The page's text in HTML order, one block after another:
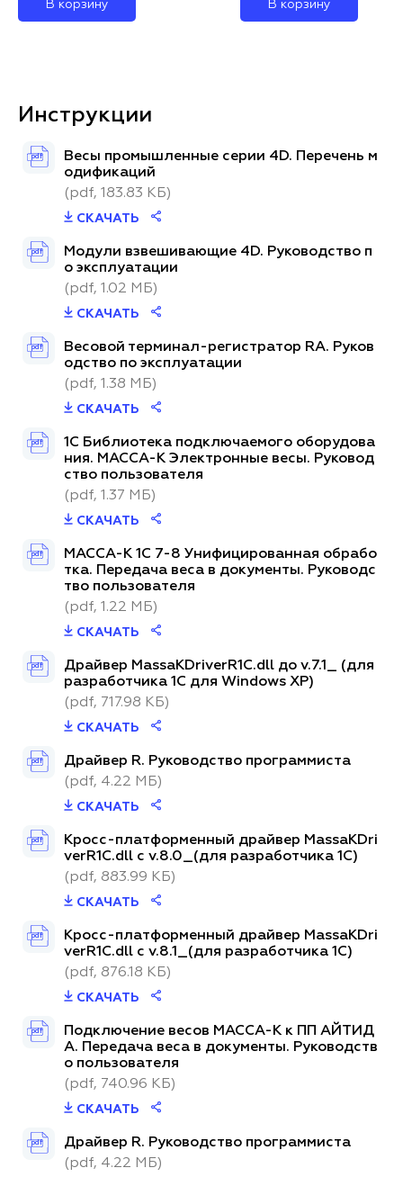
В корзину В корзину
Инструкции
pdf
Весы промышленные серии 4D. Перечень м
одификаций
(pdf, 183.83 КБ)
СКАЧАТЬ
pdf
Модули взвешивающие 4D. Руководство п
о эксплуатации
(pdf, 1.02 МБ)
СКАЧАТЬ
pdf
Весовой терминал-регистратор RA. Руков
одство по эксплуатации
(pdf, 1.38 МБ)
СКАЧАТЬ
pdf
1С Библиотека подключаемого оборудова
ния. МАССА-К Электронные весы. Руковод
ство пользователя
(pdf, 1.37 МБ)
СКАЧАТЬ
pdf
МАССА-К 1C 7-8 Унифицированная обрабо
тка. Передача веса в документы. Руководс
тво пользователя
(pdf, 1.22 МБ)
СКАЧАТЬ
pdf
Драйвер MassaKDriverR1C.dll до v.7.1_ (для
разработчика 1С для Windows XP)
(pdf, 717.98 КБ)
СКАЧАТЬ
pdf
Драйвер R. Руководство программиста
(pdf, 4.22 МБ)
СКАЧАТЬ
pdf
Кросс-платформенный драйвер MassaKDri
verR1C.dll с v.8.0_(для разработчика 1С)
(pdf, 883.99 КБ)
СКАЧАТЬ
pdf
Кросс-платформенный драйвер MassaKDri
verR1C.dll с v.8.1_(для разработчика 1С)
(pdf, 876.18 КБ)
СКАЧАТЬ
pdf
Подключение весов МАССА-К к ПП АЙТИД
А. Передача веса в документы. Руководств
о пользователя
(pdf, 740.96 КБ)
СКАЧАТЬ
pdf
Драйвер R. Руководство программиста
(pdf, 4.22 МБ)